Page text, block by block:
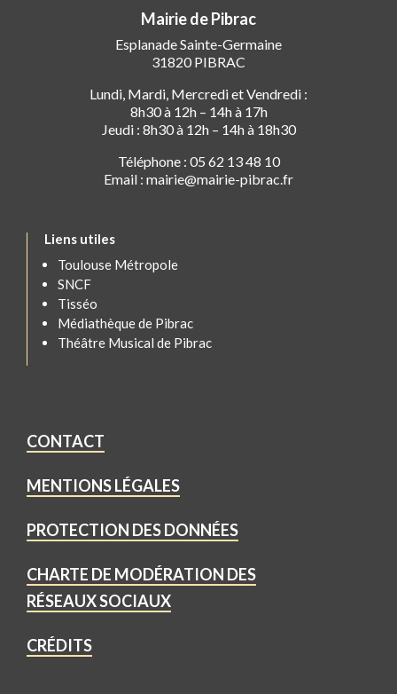
Mairie de Pibrac
Esplanade Sainte-Germaine
31820 PIBRAC
Lundi, Mardi, Mercredi et Vendredi :
8h30 à 12h – 14h à 17h
Jeudi : 8h30 à 12h – 14h à 18h30
Téléphone : 05 62 13 48 10
Email : mairie@mairie-pibrac.fr
Liens utiles
Toulouse Métropole
SNCF
Tisséo
Médiathèque de Pibrac
Théâtre Musical de Pibrac
CONTACT
MENTIONS LÉGALES
PROTECTION DES DONNÉES
CHARTE DE MODÉRATION DES
RÉSEAUX SOCIAUX
CRÉDITS